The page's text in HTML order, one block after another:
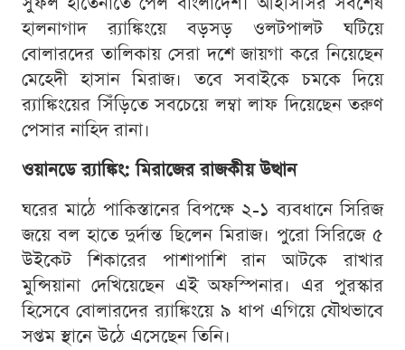
হালনাগাদ র‍্যাঙ্কিংয়ে বড়সড় ওলটপালট ঘটিয়ে
বোলারদের তালিকায় সেরা দশে জায়গা করে নিয়েছেন
মেহেদী হাসান মিরাজ। তবে সবাইকে চমকে দিয়ে
র‍্যাঙ্কিংয়ের সিঁড়িতে সবচেয়ে লম্বা লাফ দিয়েছেন তরুণ
পেসার নাহিদ রানা।
ওয়ানডে র‍্যাঙ্কিং: মিরাজের রাজকীয় উত্থান
ঘরের মাঠে পাকিস্তানের বিপক্ষে ২-১ ব্যবধানে সিরিজ
জয়ে বল হাতে দুর্দান্ত ছিলেন মিরাজ। পুরো সিরিজে ৫
উইকেট শিকারের পাশাপাশি রান আটকে রাখার
মুন্সিয়ানা দেখিয়েছেন এই অফস্পিনার। এর পুরস্কার
হিসেবে বোলারদের র‍্যাঙ্কিংয়ে ৯ ধাপ এগিয়ে যৌথভাবে
সপ্তম স্থানে উঠে এসেছেন তিনি।